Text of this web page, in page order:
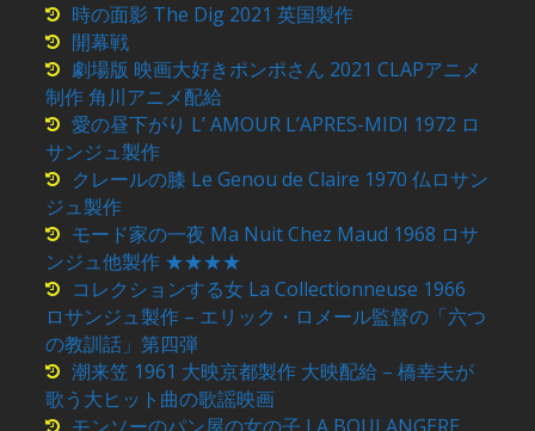
時の面影 The Dig 2021 英国製作
開幕戦
劇場版 映画大好きポンポさん 2021 CLAPアニメ
制作 角川アニメ配給
愛の昼下がり L’ AMOUR L’APRES-MIDI 1972 ロ
サンジュ製作
クレールの膝 Le Genou de Claire 1970 仏ロサン
ジュ製作
モード家の一夜 Ma Nuit Chez Maud 1968 ロサ
ンジュ他製作 ★★★★
コレクションする女 La Collectionneuse 1966
ロサンジュ製作 – エリック・ロメール監督の「六つ
の教訓話」第四弾
潮来笠 1961 大映京都製作 大映配給 – 橋幸夫が
歌う大ヒット曲の歌謡映画